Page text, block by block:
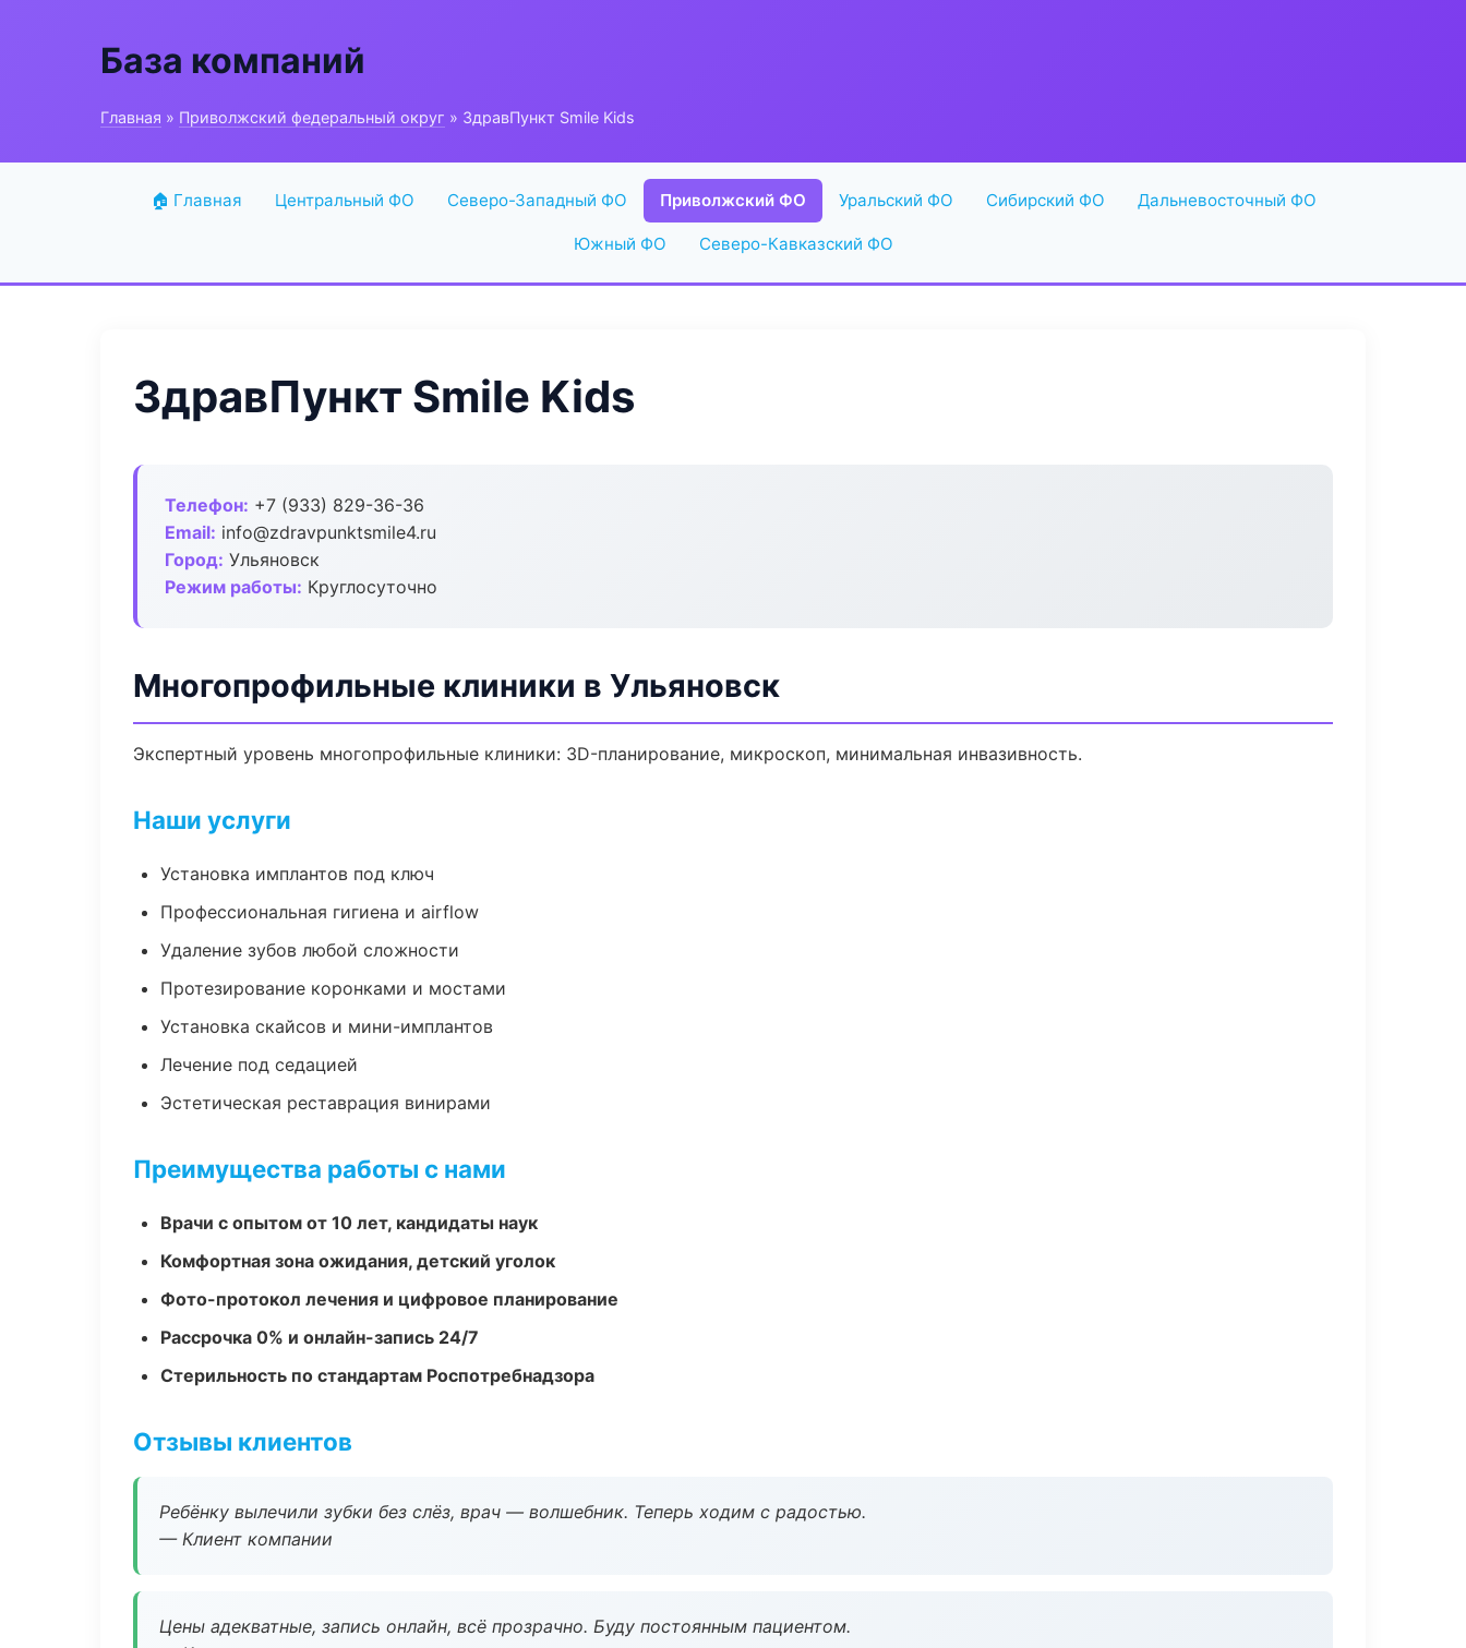
База компаний
Главная » Приволжский федеральный округ » ЗдравПункт Smile Kids
🏠 Главная Центральный ФО Северо-Западный ФО Приволжский ФО Уральский ФО Сибирский ФО Дальневосточный ФО
Южный ФО Северо-Кавказский ФО
ЗдравПункт Smile Kids
Телефон: +7 (933) 829-36-36
Email: info@zdravpunktsmile4.ru
Город: Ульяновск
Режим работы: Круглосуточно
Многопрофильные клиники в Ульяновск
Экспертный уровень многопрофильные клиники: 3D-планирование, микроскоп, минимальная инвазивность.
Наши услуги
Установка имплантов под ключ
Профессиональная гигиена и airflow
Удаление зубов любой сложности
Протезирование коронками и мостами
Установка скайсов и мини-имплантов
Лечение под седацией
Эстетическая реставрация винирами
Преимущества работы с нами
Врачи с опытом от 10 лет, кандидаты наук
Комфортная зона ожидания, детский уголок
Фото-протокол лечения и цифровое планирование
Рассрочка 0% и онлайн-запись 24/7
Стерильность по стандартам Роспотребнадзора
Отзывы клиентов
Ребёнку вылечили зубки без слёз, врач — волшебник. Теперь ходим с радостью.
— Клиент компании
Цены адекватные, запись онлайн, всё прозрачно. Буду постоянным пациентом.